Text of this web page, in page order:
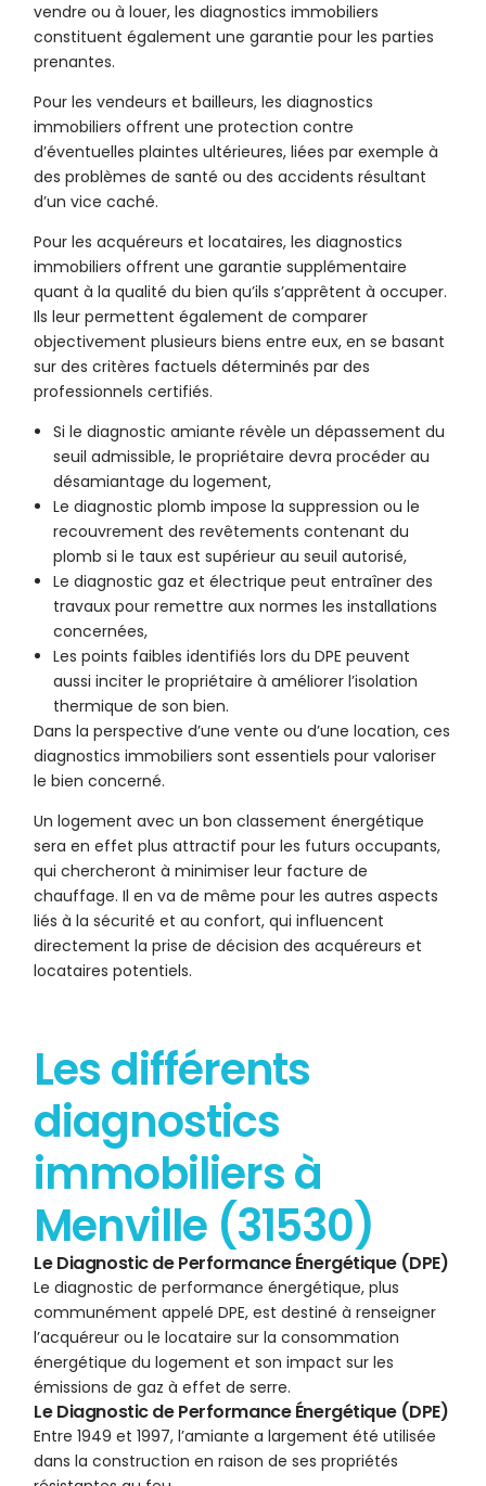
vendre ou à louer, les diagnostics immobiliers
constituent également une garantie pour les parties
prenantes.
Pour les vendeurs et bailleurs, les diagnostics
immobiliers offrent une protection contre
d’éventuelles plaintes ultérieures, liées par exemple à
des problèmes de santé ou des accidents résultant
d’un vice caché.
Pour les acquéreurs et locataires, les diagnostics
immobiliers offrent une garantie supplémentaire
quant à la qualité du bien qu’ils s’apprêtent à occuper.
Ils leur permettent également de comparer
objectivement plusieurs biens entre eux, en se basant
sur des critères factuels déterminés par des
professionnels certifiés.
Si le diagnostic amiante révèle un dépassement du
seuil admissible, le propriétaire devra procéder au
désamiantage du logement,
Le diagnostic plomb impose la suppression ou le
recouvrement des revêtements contenant du
plomb si le taux est supérieur au seuil autorisé,
Le diagnostic gaz et électrique peut entraîner des
travaux pour remettre aux normes les installations
concernées,
Les points faibles identifiés lors du DPE peuvent
aussi inciter le propriétaire à améliorer l’isolation
thermique de son bien.
Dans la perspective d’une vente ou d’une location, ces
diagnostics immobiliers sont essentiels pour valoriser
le bien concerné.
Un logement avec un bon classement énergétique
sera en effet plus attractif pour les futurs occupants,
qui chercheront à minimiser leur facture de
chauffage. Il en va de même pour les autres aspects
liés à la sécurité et au confort, qui influencent
directement la prise de décision des acquéreurs et
locataires potentiels.
Les différents
diagnostics
immobiliers à
Menville (31530)
Le Diagnostic de Performance Énergétique (DPE)
Le diagnostic de performance énergétique, plus
communément appelé DPE, est destiné à renseigner
l’acquéreur ou le locataire sur la consommation
énergétique du logement et son impact sur les
émissions de gaz à effet de serre.
Le Diagnostic de Performance Énergétique (DPE)
Entre 1949 et 1997, l’amiante a largement été utilisée
dans la construction en raison de ses propriétés